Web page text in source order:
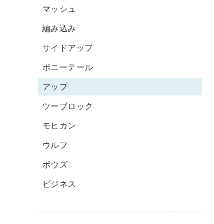
マッシュ
編み込み
サイドアップ
ポニーテール
アップ
ツーブロック
モヒカン
ウルフ
ボウズ
ビジネス